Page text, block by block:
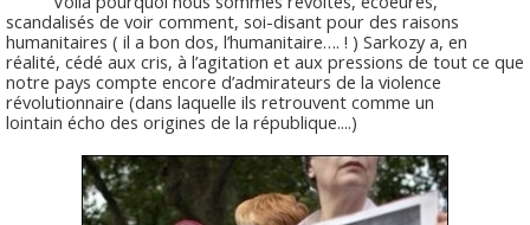
scandalisés de voir comment, soi-disant pour des raisons
humanitaires ( il a bon dos, l’humanitaire…. ! ) Sarkozy a, en
réalité, cédé aux cris, à l’agitation et aux pressions de tout ce que
notre pays compte encore d’admirateurs de la violence
révolutionnaire (dans laquelle ils retrouvent comme un
lointain écho des origines de la république....)